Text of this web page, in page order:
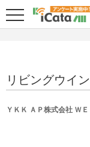
リビングウイ
ＹＫＫ ＡＰ株式会社 Ｗ